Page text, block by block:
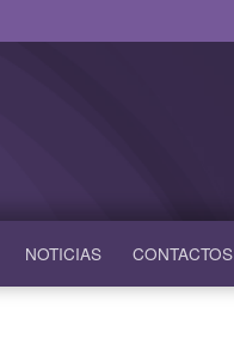
NOTICIAS CONTACTOS